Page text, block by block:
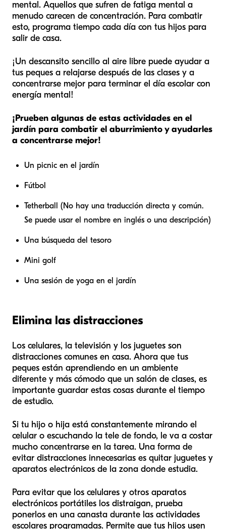
mental. Aquellos que sufren de fatiga mental a
menudo carecen de concentración. Para combatir
esto, programa tiempo cada día con tus hijos para
salir de casa.
¡Un descansito sencillo al aire libre puede ayudar a
tus peques a relajarse después de las clases y a
concentrarse mejor para terminar el día escolar con
energía mental!
¡Prueben algunas de estas actividades en el
jardín para combatir el aburrimiento y ayudarles
a concentrarse mejor!
Un picnic en el jardín
Fútbol
Tetherball (No hay una traducción directa y común.
Se puede usar el nombre en inglés o una descripción)
Una búsqueda del tesoro
Mini golf
Una sesión de yoga en el jardín
Elimina las distracciones
Los celulares, la televisión y los juguetes son
distracciones comunes en casa. Ahora que tus
peques están aprendiendo en un ambiente
diferente y más cómodo que un salón de clases, es
importante guardar estas cosas durante el tiempo
de estudio.
Si tu hijo o hija está constantemente mirando el
celular o escuchando la tele de fondo, le va a costar
mucho concentrarse en la tarea. Una forma de
evitar distracciones innecesarias es quitar juguetes y
aparatos electrónicos de la zona donde estudia.
Para evitar que los celulares y otros aparatos
electrónicos portátiles los distraigan, prueba
ponerlos en una canasta durante las actividades
escolares programadas. Permite que tus hijos usen